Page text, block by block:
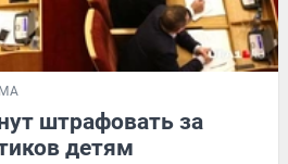
штрафовать за
детям